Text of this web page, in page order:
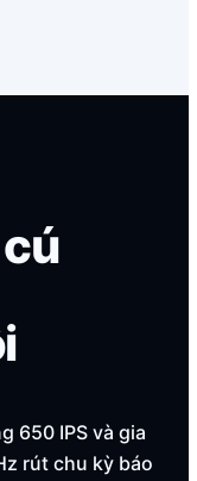
650 IPS và gia
rút chu kỳ báo